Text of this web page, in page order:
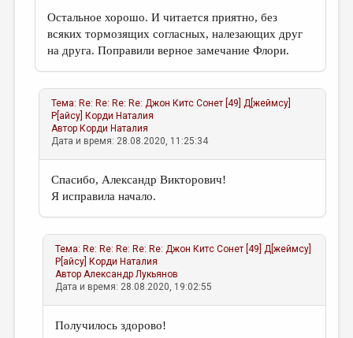
Остальное хорошо. И читается приятно, без
всяких тормозящих согласных, налезающих друг
на друга. Поправили верное замечание Флори.
Тема: Re: Re: Re: Re: Джон Китс Сонет [49] Д[жеймсу]
P[айсу] Корди Наталия
Автор Корди Наталия
Дата и время: 28.08.2020, 11:25:34
Спасибо, Александр Викторович!
Я исправила начало.
Тема: Re: Re: Re: Re: Re: Джон Китс Сонет [49] Д[жеймсу]
P[айсу] Корди Наталия
АвторАлександр Лукьянов
Дата и время: 28.08.2020, 19:02:55
Получилось здорово!